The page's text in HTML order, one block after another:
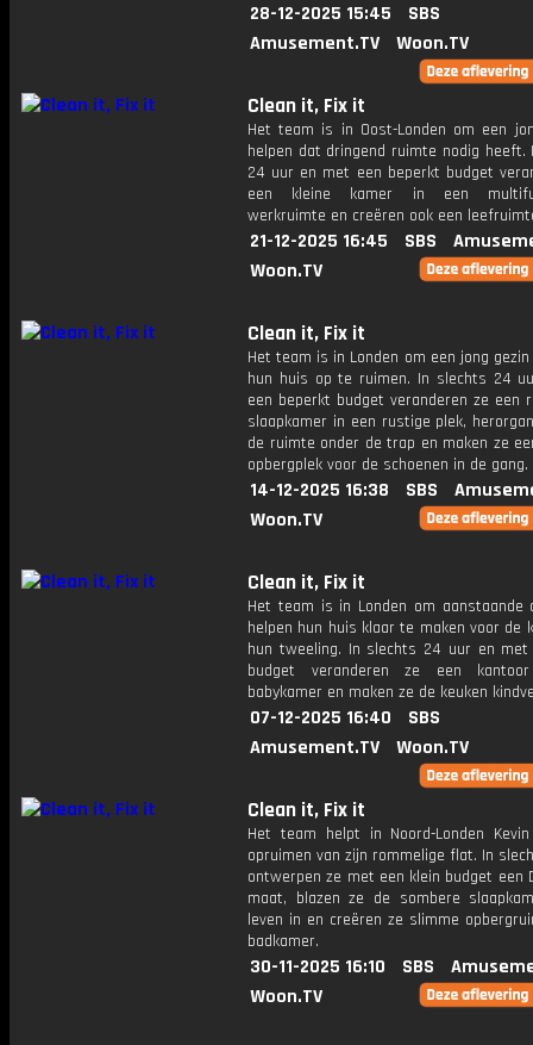
28-12-2025 15:45
SBS
Amusement.TV
Woon.TV
Clean it, Fix it
Het team is in Oost-Londen om een
helpen dat dringend ruimte nodig heeft.
24 uur en met een beperkt budget
een kleine kamer in een
werkruimte en creëren ook een
21-12-2025 16:45 SBS
Woon.TV
Clean it, Fix it
Het team is in Londen om een ​​jong
hun huis op te ruimen. In slechts 24
een beperkt budget veranderen ze een
slaapkamer in een rustige plek,
de ruimte onder de trap en maken ze
opbergplek voor de schoenen in de gang.
14-12-2025 16:38 SBS
Woon.TV
Clean it, Fix it
Het team is in Londen om aanstaande
helpen hun huis klaar te maken voor de
hun tweeling. In slechts 24 uur en met
budget veranderen ze een
babykamer en maken ze de keuken
07-12-2025 16:40
SBS
Amusement.TV
Woon.TV
Clean it, Fix it
Het team helpt in Noord-Londen
opruimen van zijn rommelige flat. In
ontwerpen ze met een klein budget een
maat, blazen ze de sombere
leven in en creëren ze slimme
badkamer.
30-11-2025 16:10 SBS
Woon.TV